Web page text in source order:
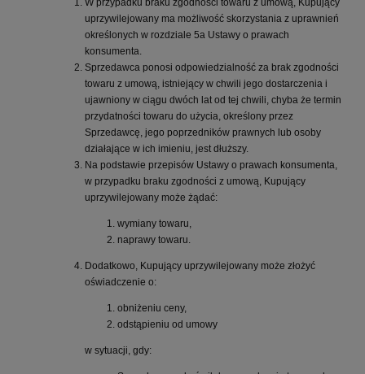
W przypadku braku zgodności towaru z umową, Kupujący
uprzywilejowany ma możliwość skorzystania z uprawnień
określonych w rozdziale 5a Ustawy o prawach
konsumenta.
Sprzedawca ponosi odpowiedzialność za brak zgodności
towaru z umową, istniejący w chwili jego dostarczenia i
ujawniony w ciągu dwóch lat od tej chwili, chyba że termin
przydatności towaru do użycia, określony przez
Sprzedawcę, jego poprzedników prawnych lub osoby
działające w ich imieniu, jest dłuższy.
Na podstawie przepisów Ustawy o prawach konsumenta,
w przypadku braku zgodności z umową, Kupujący
uprzywilejowany może żądać:
wymiany towaru,
naprawy towaru.
Dodatkowo, Kupujący uprzywilejowany może złożyć
oświadczenie o:
obniżeniu ceny,
odstąpieniu od umowy
w sytuacji, gdy: